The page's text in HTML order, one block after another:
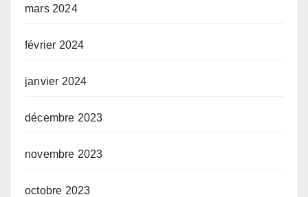
mars 2024
février 2024
janvier 2024
décembre 2023
novembre 2023
octobre 2023